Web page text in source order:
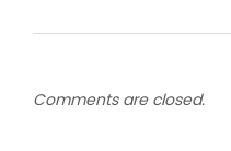
Comments are closed.